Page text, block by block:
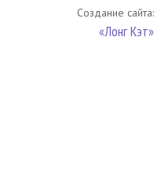
Создание сайта:
«Лонг Кэт»